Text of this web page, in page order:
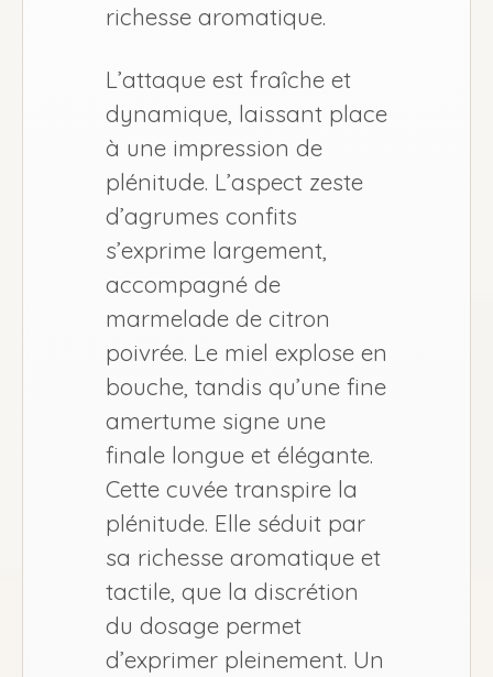
richesse aromatique.
L’attaque est fraîche et
dynamique, laissant place
à une impression de
plénitude. L’aspect zeste
d’agrumes confits
s’exprime largement,
accompagné de
marmelade de citron
poivrée. Le miel explose en
bouche, tandis qu’une fine
amertume signe une
finale longue et élégante.
Cette cuvée transpire la
plénitude. Elle séduit par
sa richesse aromatique et
tactile, que la discrétion
du dosage permet
d’exprimer pleinement. Un